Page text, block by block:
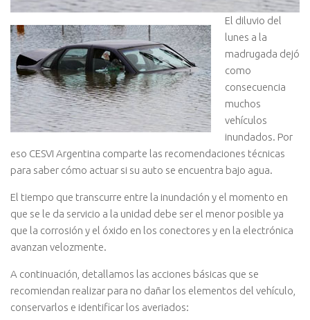
El diluvio del
lunes a la
madrugada dejó
como
consecuencia
muchos
vehículos
inundados. Por
eso CESVI Argentina comparte las recomendaciones técnicas
para saber cómo actuar si su auto se encuentra bajo agua.
El tiempo que transcurre entre la inundación y el momento en
que se le da servicio a la unidad debe ser el menor posible ya
que la corrosión y el óxido en los conectores y en la electrónica
avanzan velozmente.
A continuación, detallamos las acciones básicas que se
recomiendan realizar para no dañar los elementos del vehículo,
conservarlos e identificar los averiados: